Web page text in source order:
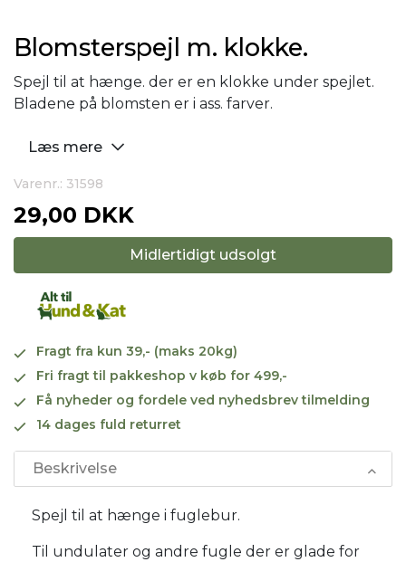
Blomsterspejl m. klokke.
Spejl til at hænge. der er en klokke under spejlet.
Bladene på blomsten er i ass. farver.
Læs mere
Varenr.: 31598
29,00 DKK
Midlertidigt udsolgt
Fragt fra kun 39,- (maks 20kg)
Fri fragt til pakkeshop v køb for 499,-
Få nyheder og fordele ved nyhedsbrev tilmelding
14 dages fuld returret
Beskrivelse
Spejl til at hænge i fuglebur.
Til undulater og andre fugle der er glade for